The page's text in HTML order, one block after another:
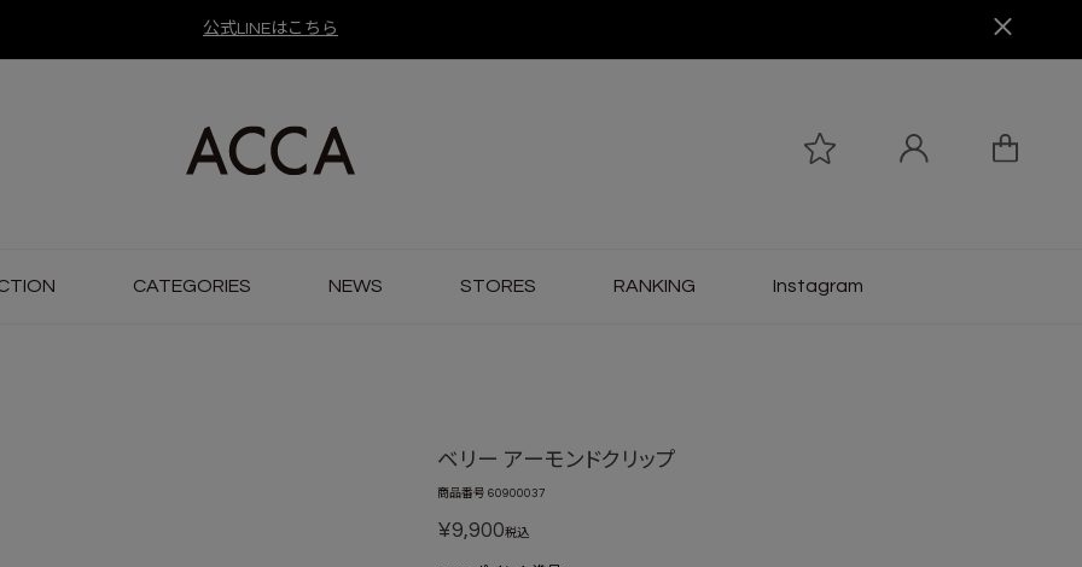
公式LINEはこちら
CATEGORIES NEWS STORES RANKING Instagram
ベリー アーモンドクリップ
商品番号 60900037
¥9,900税込